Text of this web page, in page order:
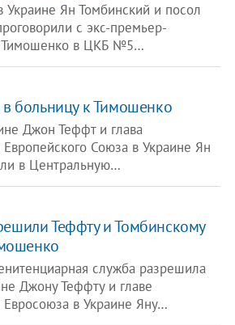
Украине Ян Томбинский и посол
с экс-премьер-
в ЦКБ №5…
больницу к Тимошенко
Джон Теффт и глава
Европейского Союза в Украине Ян
в Центральную…
Теффту и Томбинскому
служба разрешила
Джону Теффту и главе
Евросоюза в Украине Яну…